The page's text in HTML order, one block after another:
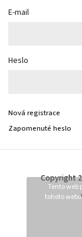
Tento web
tohoto
E-mail
Heslo
Nová registrace
Zapomenuté heslo
Copyright